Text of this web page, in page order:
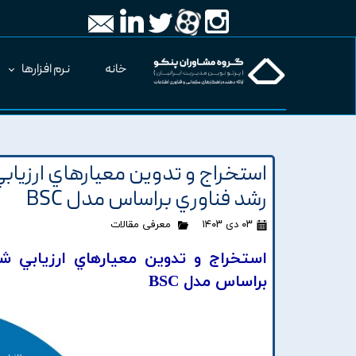
خانه نرم افزارها
استخراج و تدوين معيارهاي
رشد فناوري براساس مدل BSC
۰۳ دی ۱۴۰۳ معرفی مقالات
استخراج و تدوين معيارهاي
براساس مدل BSC